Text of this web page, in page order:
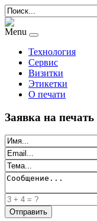
Menu
Технология
Сервис
Визитки
Этикетки
О печати
Заявка на печать